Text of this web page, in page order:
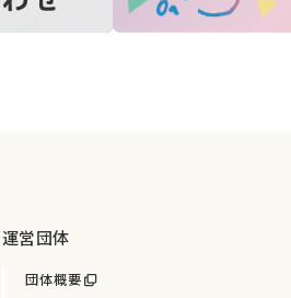
運営団体
団体概要